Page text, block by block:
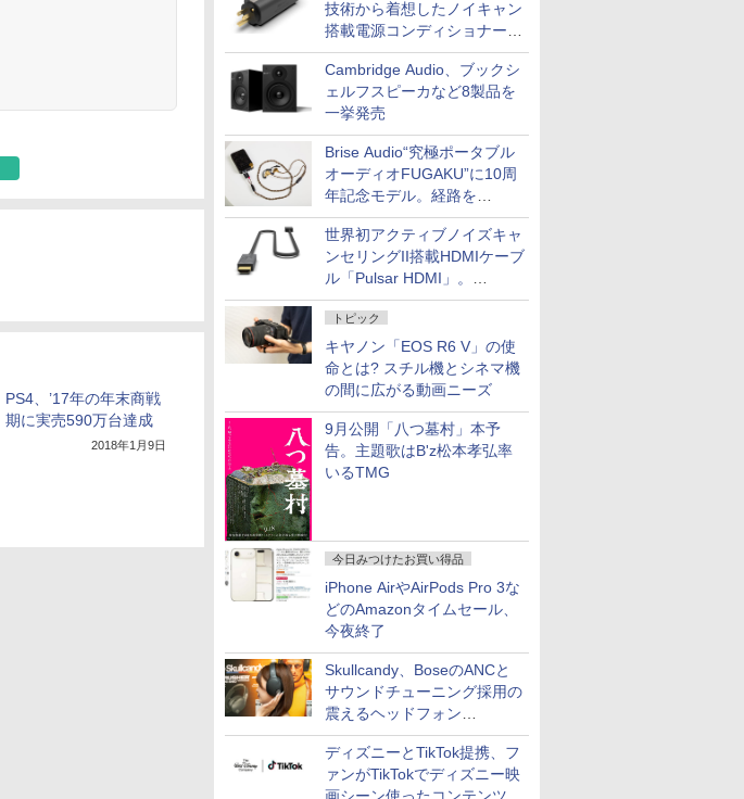
技術から着想したノイキャン
搭載電源コンディショナー
「AC iPurifier2」
Cambridge Audio、ブックシ
ェルフスピーカなど8製品を
一挙発売
Brise Audio“究極ポータブル
オーディオFUGAKU”に10周
年記念モデル。経路を
NISHIKIで統一。400万円
世界初アクティブノイズキャ
ンセリングII搭載HDMIケーブ
ル「Pulsar HDMI」。
SilentPowerから
トピック
キヤノン「EOS R6 V」の使
命とは? スチル機とシネマ機
の間に広がる動画ニーズ
9月公開「八つ墓村」本予
告。主題歌はB'z松本孝弘率
いるTMG
今日みつけたお買い得品
iPhone AirやAirPods Pro 3な
どのAmazonタイムセール、
今夜終了
Skullcandy、BoseのANCと
サウンドチューニング採用の
震えるヘッドフォン
「Crusher 1080 ANC」
ディズニーとTikTok提携、フ
ァンがTikTokでディズニー映
PS4、’17年の年末商戦
期に実売590万台達成
2018年1月9日